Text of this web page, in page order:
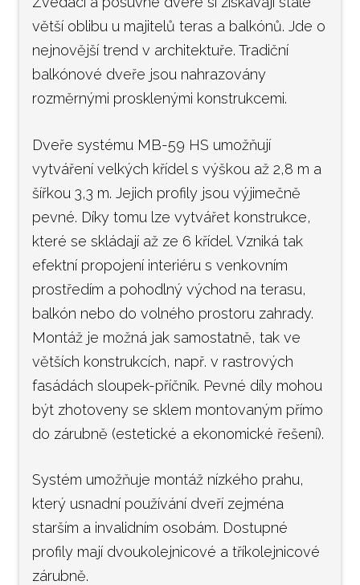
větší oblibu u majitelů teras a balkónů. Jde o
nejnovější trend v architektuře. Tradiční
balkónové dveře jsou nahrazovány
rozměrnými prosklenými konstrukcemi.
Dveře systému MB-59 HS umožňují
vytváření velkých křídel s výškou až 2,8 m a
šířkou 3,3 m. Jejich profily jsou výjimečně
pevné. Díky tomu lze vytvářet konstrukce,
které se skládají až ze 6 křídel. Vzniká tak
efektní propojení interiéru s venkovním
prostředím a pohodlný východ na terasu,
balkón nebo do volného prostoru zahrady.
Montáž je možná jak samostatně, tak ve
větších konstrukcích, např. v rastrových
fasádách sloupek-příčník. Pevné díly mohou
být zhotoveny se sklem montovaným přímo
do zárubně (estetické a ekonomické řešení).
Systém umožňuje montáž nízkého prahu,
který usnadní používání dveří zejména
starším a invalidním osobám. Dostupné
profily mají dvoukolejnicové a tříkolejnicové
zárubně.